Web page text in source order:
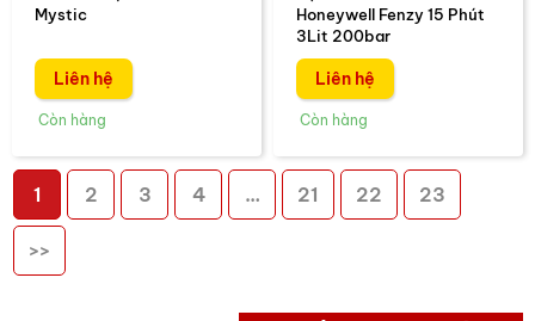
Mystic
Liên hệ
Honeywell Fenzy 15 Phút
3Lit 200bar
Liên hệ
1 2 3 4 … 21 22 23
>>